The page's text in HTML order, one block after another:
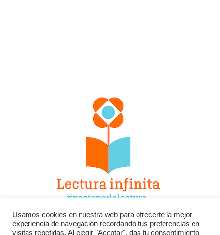
Facebook Twitter Instagram
Usamos cookies en nuestra web para ofrecerte la mejor
experiencia de navegación recordando tus preferencias en
visitas repetidas. Al elegir "Aceptar", das tu consentimiento